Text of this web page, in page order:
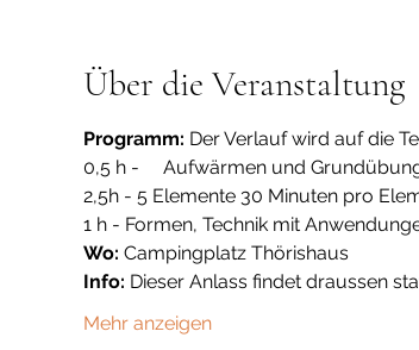
Über die Veranstaltung
Programm: Der Verlauf wird auf die
0,5 h -     Aufwärmen und
2,5h - 5 Elemente 30 Minuten pro
1 h - Formen, Technik mit
Wo: Campingplatz Thörishaus
Info: Dieser Anlass findet draussen
Mehr anzeigen